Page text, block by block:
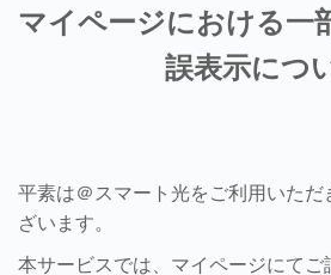
マイページにおける一
誤表示につ
平素は＠スマート光をご利用いた
ざいます。
本サービスでは、マイページにて